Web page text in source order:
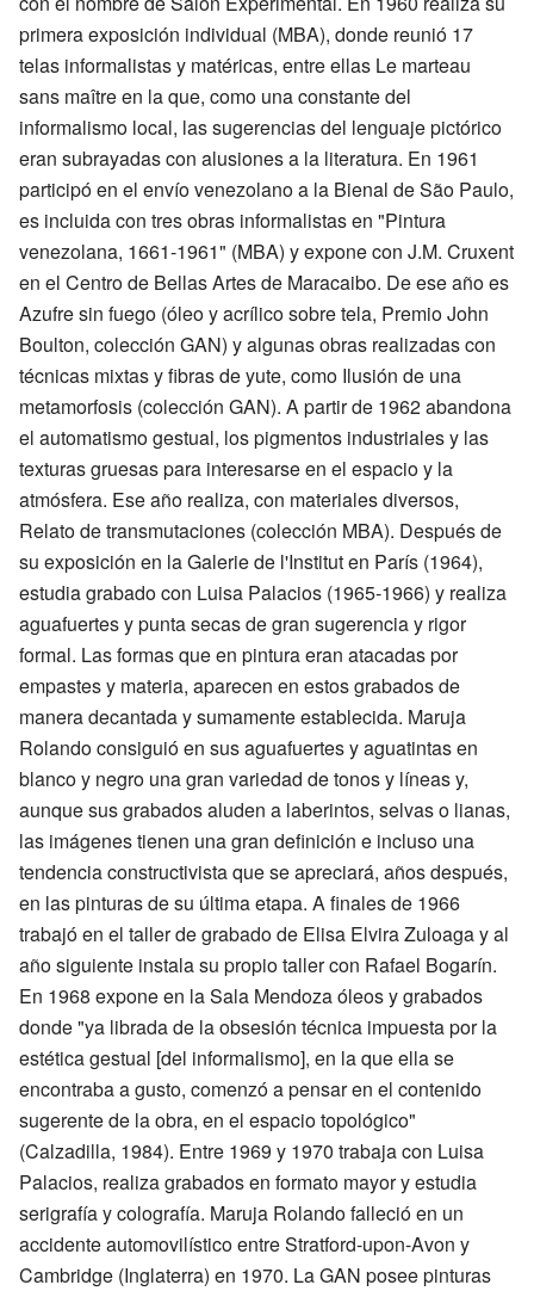
primera exposición individual (MBA), donde reunió 17
telas informalistas y matéricas, entre ellas Le marteau
sans maître en la que, como una constante del
informalismo local, las sugerencias del lenguaje pictórico
eran subrayadas con alusiones a la literatura. En 1961
participó en el envío venezolano a la Bienal de São Paulo,
es incluida con tres obras informalistas en "Pintura
venezolana, 1661-1961" (MBA) y expone con J.M. Cruxent
en el Centro de Bellas Artes de Maracaibo. De ese año es
Azufre sin fuego (óleo y acrílico sobre tela, Premio John
Boulton, colección GAN) y algunas obras realizadas con
técnicas mixtas y fibras de yute, como Ilusión de una
metamorfosis (colección GAN). A partir de 1962 abandona
el automatismo gestual, los pigmentos industriales y las
texturas gruesas para interesarse en el espacio y la
atmósfera. Ese año realiza, con materiales diversos,
Relato de transmutaciones (colección MBA). Después de
su exposición en la Galerie de l'Institut en París (1964),
estudia grabado con Luisa Palacios (1965-1966) y realiza
aguafuertes y punta secas de gran sugerencia y rigor
formal. Las formas que en pintura eran atacadas por
empastes y materia, aparecen en estos grabados de
manera decantada y sumamente establecida. Maruja
Rolando consiguió en sus aguafuertes y aguatintas en
blanco y negro una gran variedad de tonos y líneas y,
aunque sus grabados aluden a laberintos, selvas o lianas,
las imágenes tienen una gran definición e incluso una
tendencia constructivista que se apreciará, años después,
en las pinturas de su última etapa. A finales de 1966
trabajó en el taller de grabado de Elisa Elvira Zuloaga y al
año siguiente instala su propio taller con Rafael Bogarín.
En 1968 expone en la Sala Mendoza óleos y grabados
donde "ya librada de la obsesión técnica impuesta por la
estética gestual [del informalismo], en la que ella se
encontraba a gusto, comenzó a pensar en el contenido
sugerente de la obra, en el espacio topológico"
(Calzadilla, 1984). Entre 1969 y 1970 trabaja con Luisa
Palacios, realiza grabados en formato mayor y estudia
serigrafía y colografía. Maruja Rolando falleció en un
accidente automovilístico entre Stratford-upon-Avon y
Cambridge (Inglaterra) en 1970. La GAN posee pinturas